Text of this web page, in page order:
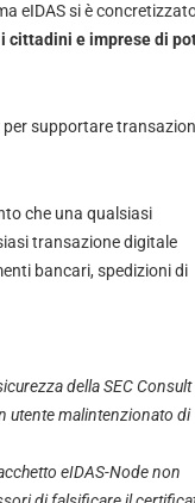
eIDAS si è
cittadini e imprese di
supportare
che una qualsiasi
transazione digitale
bancari, spedizioni di
della SEC Consult
utente malintenzionato di
eIDAS-Node non